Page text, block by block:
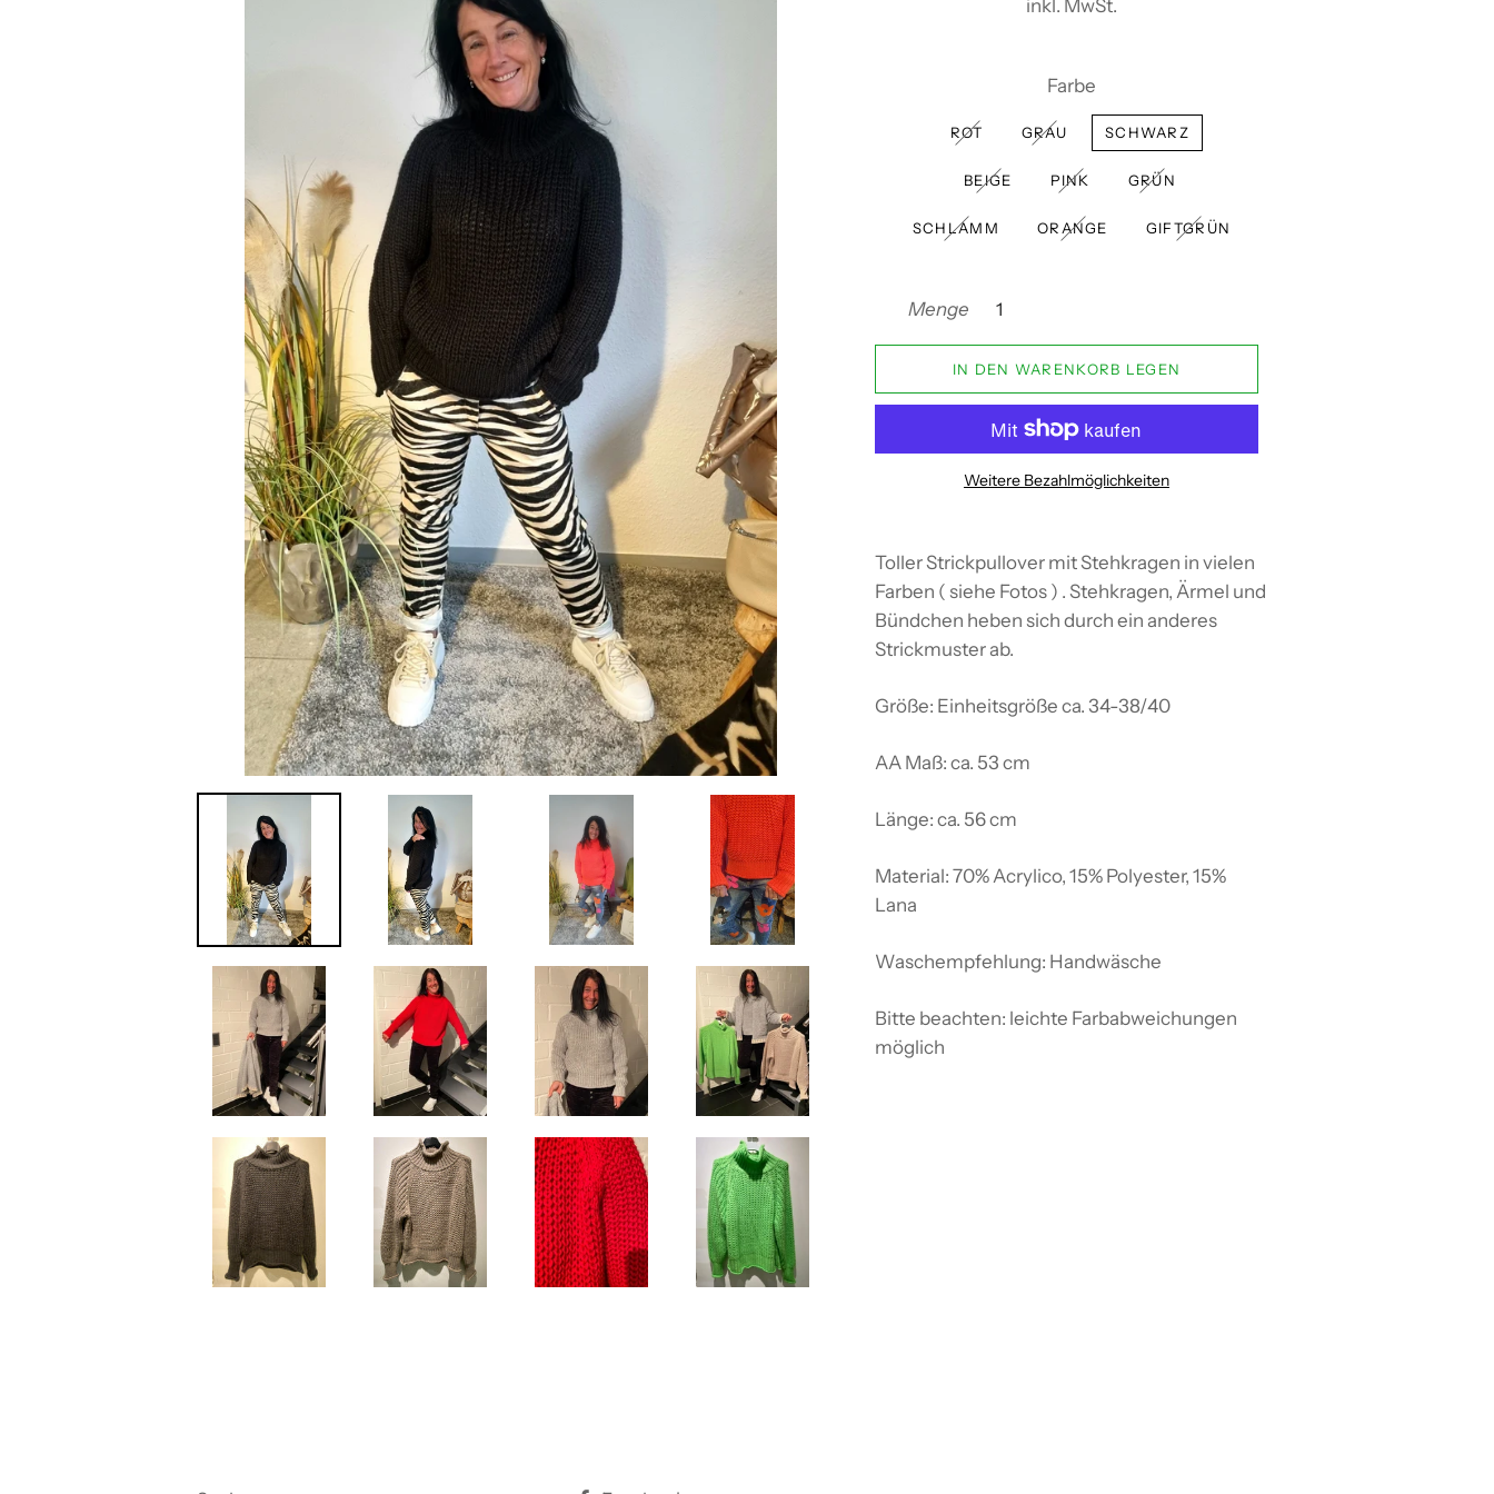
inkl. MwSt.
Farbe
ROT GRAU SCHWARZ
BEIGE PINK GRÜN
SCHLAMM ORANGE GIFTGRÜN
Menge
IN DEN WARENKORB LEGEN
Weitere Bezahlmöglichkeiten
Toller Strickpullover mit Stehkragen in vielen
Farben ( siehe Fotos ) . Stehkragen, Ärmel und
Bündchen heben sich durch ein anderes
Strickmuster ab.
Größe: Einheitsgröße ca. 34-38/40
AA Maß: ca. 53 cm
Länge: ca. 56 cm
Material: 70% Acrylico, 15% Polyester, 15%
Lana
Waschempfehlung: Handwäsche
Bitte beachten: leichte Farbabweichungen
möglich